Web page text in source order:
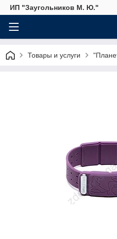
ИП "Заугольников М. Ю."
Товары и услуги